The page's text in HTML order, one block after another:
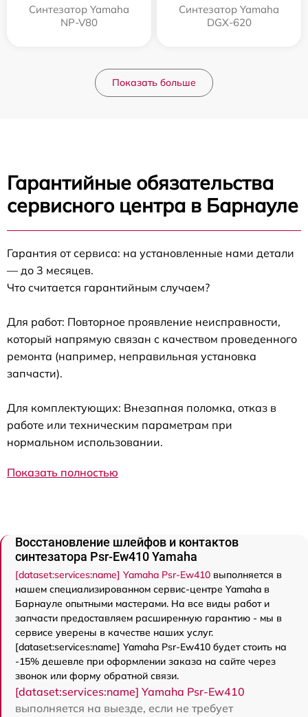
Синтезатор Yamaha
NP-V80
Синтезатор Yamaha
DGX-620
Показать больше
Гарантийные обязательства
сервисного центра в Барнауле
Гарантия от сервиса: на установленные нами детали
— до 3 месяцев.
Что считается гарантийным случаем?
Для работ: Повторное проявление неисправности,
который напрямую связан с качеством проведенного
ремонта (например, неправильная установка
запчасти).
Для комплектующих: Внезапная поломка, отказ в
работе или техническим параметрам при
нормальном использовании.
Показать полностью
Восстановление шлейфов и контактов
синтезатора Psr-Ew410 Yamaha
[dataset:services:name] Yamaha Psr-Ew410 выполняется в
нашем специализированном сервис-центре Yamaha в
Барнауле опытными мастерами. На все виды работ и
запчасти предоставляем расширенную гарантию - мы в
сервисе уверены в качестве наших услуг.
[dataset:services:name] Yamaha Psr-Ew410 будет стоить на
-15% дешевле при оформлении заказа на сайте через
звонок или форму обратной связи.
[dataset:services:name] Yamaha Psr-Ew410
выполняется на выезде, если не требует